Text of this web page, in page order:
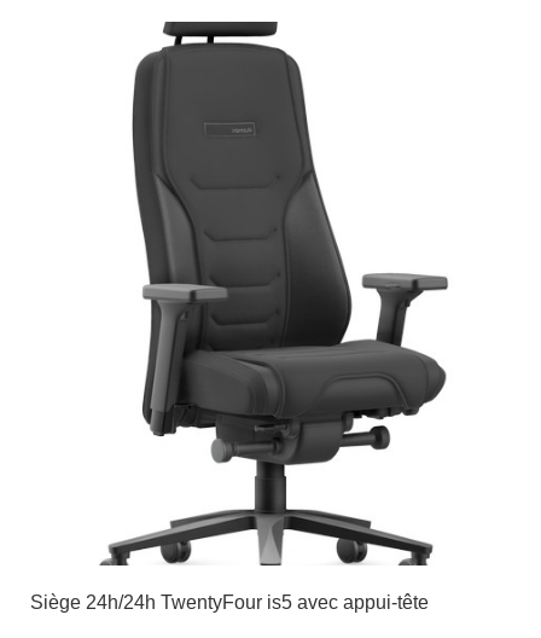
Siège 24h/24h TwentyFour is5 avec appui-tête